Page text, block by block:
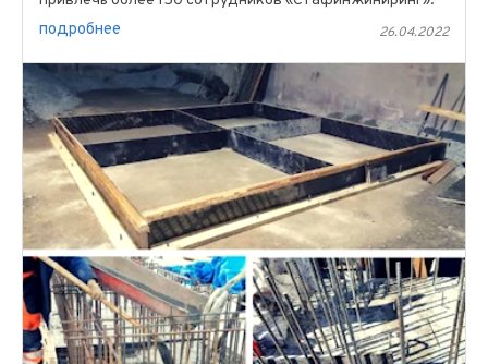
Наши специалисты ...
подробнее 26.04.2022